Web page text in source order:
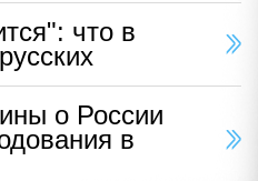
что в
о России
в